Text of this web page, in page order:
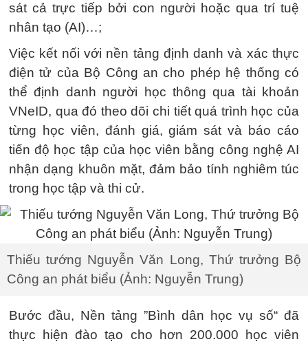
sát cả trực tiếp bởi con người hoặc qua trí tuệ
nhân tạo (AI)…;
Việc kết nối với nền tảng định danh và xác thực
điện tử của Bộ Công an cho phép hệ thống có
thể định danh người học thông qua tài khoản
VNeID, qua đó theo dõi chi tiết quá trình học của
từng học viên, đánh giá, giám sát và báo cáo
tiến độ học tập của học viên bằng công nghệ AI
nhận dạng khuôn mặt, đảm bảo tính nghiêm túc
trong học tập và thi cử.
Thiếu tướng Nguyễn Văn Long, Thứ trưởng Bộ
Công an phát biểu (Ảnh: Nguyễn Trung)
Bước đầu, Nền tảng ”Bình dân học vụ số“ đã
thực hiện đào tạo cho hơn 200.000 học viên